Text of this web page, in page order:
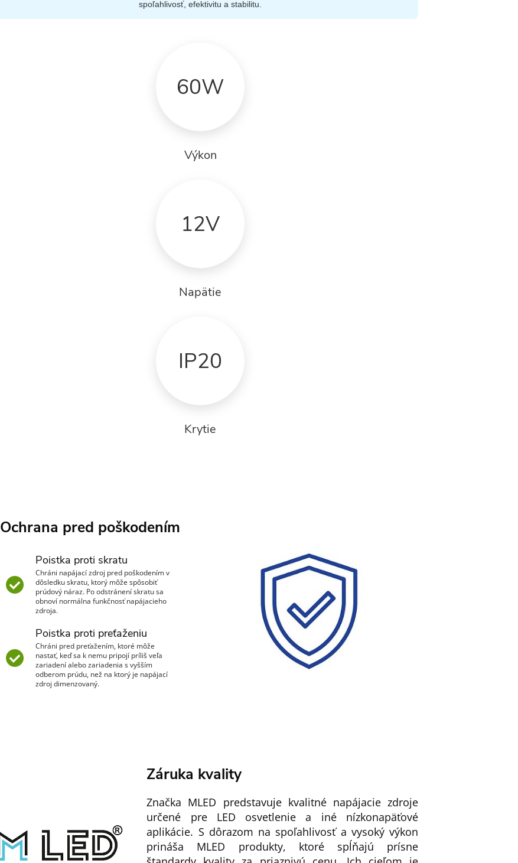
spoľahlivosť, efektivitu a stabilitu.
60W
Výkon
12V
Napätie
IP20
Krytie
Ochrana pred poškodením
Poistka proti skratu
Chráni napájací zdroj pred poškodením v
dôsledku skratu, ktorý môže spôsobiť
prúdový náraz. Po odstránení skratu sa
obnoví normálna funkčnosť napájacieho
zdroja.
Poistka proti preťaženiu
Chráni pred preťažením, ktoré môže
nastať, keď sa k nemu pripojí príliš veľa
zariadení alebo zariadenia s vyšším
odberom prúdu, než na ktorý je napájací
zdroj dimenzovaný.
Záruka kvality
Značka MLED predstavuje kvalitné napájacie zdroje
určené pre LED osvetlenie a iné nízkonapäťové
aplikácie. S dôrazom na spoľahlivosť a vysoký výkon
prináša MLED produkty, ktoré spĺňajú prísne